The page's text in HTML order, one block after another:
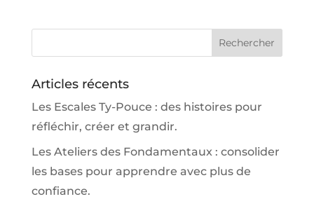
Articles récents
Les Escales Ty-Pouce : des histoires pour
réfléchir, créer et grandir.
Les Ateliers des Fondamentaux : consolider
les bases pour apprendre avec plus de
confiance.